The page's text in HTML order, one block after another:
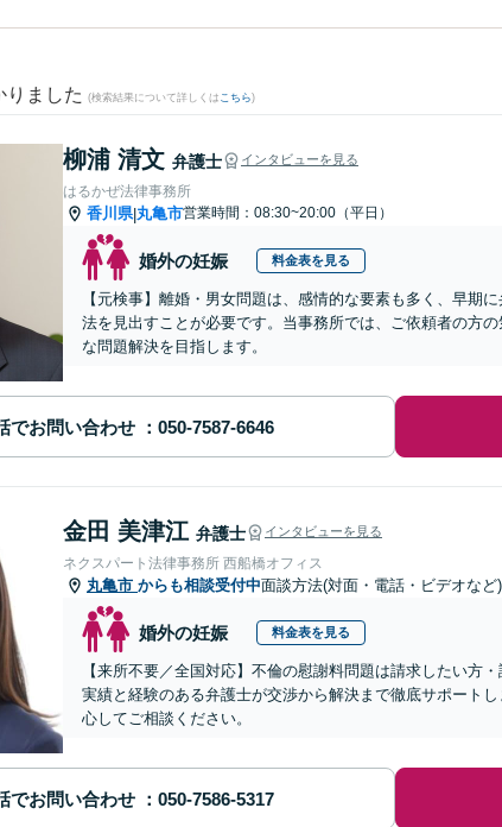
りました (検索結果について詳しくは こちら)
柳浦 清文 弁護士 インタビューを見る
はるかぜ法律事務所
香川県|丸亀市営業時間：08:30~20:00（平日）
婚外の妊娠 料金表を見る
【元検事】離婚・男女問題は、感情的な要素も多く、早期
法を見出すことが必要です。当事務所では、ご依頼者の方
な問題解決を目指します。
でお問い合わせ
金田 美津江 弁護士 インタビューを見る
ネクスパート法律事務所 西船橋オフィス
丸亀市 からも相談受付中面談方法(対面・電話・ビデオなど
婚外の妊娠 料金表を見る
【来所不要／全国対応】不倫の慰謝料問題は請求したい方
実績と経験のある弁護士が交渉から解決まで徹底サポート
心してご相談ください。
でお問い合わせ